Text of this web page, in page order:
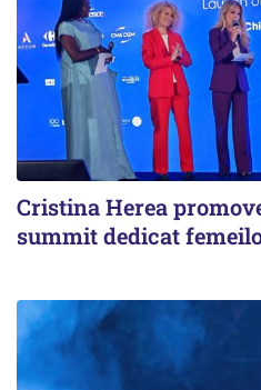
Cristina Herea
summit dedicat